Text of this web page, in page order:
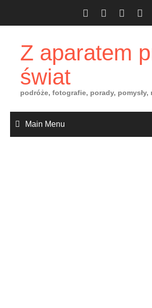
Z aparatem
świat
podróże, fotografie, porady, pomysły,
Main Menu